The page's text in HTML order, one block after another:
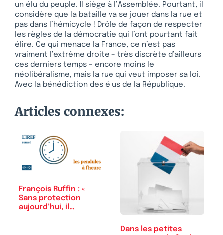
un élu du peuple. Il siège à l’Assemblée. Pourtant, il
considère que la bataille va se jouer dans la rue et
pas dans l’hémicycle ! Drôle de façon de respecter
les règles de la démocratie qui l’ont pourtant fait
élire. Ce qui menace la France, ce n’est pas
vraiment l’extrême droite – très discrète d’ailleurs
ces derniers temps – encore moins le
néolibéralisme, mais la rue qui veut imposer sa loi.
Avec la bénédiction des élus de la République.
Articles connexes:
François Ruffin : «
Sans protection
aujourd’hui, il…
Dans les petites